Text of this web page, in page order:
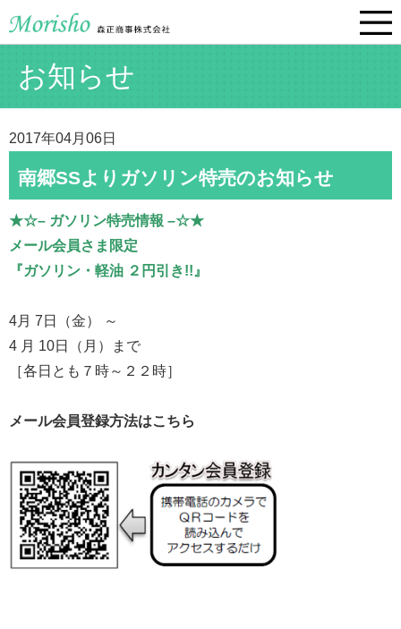
お知らせ
2017年04月06日
南郷SSよりガソリン特売のお知らせ
★☆– ガソリン特売情報 –☆★
メール会員さま限定
『ガソリン・軽油 ２円引き!!』
4月 7日（金） ～
4 月 10日（月）まで
［各日とも７時～２２時］
メール会員登録方法はこちら